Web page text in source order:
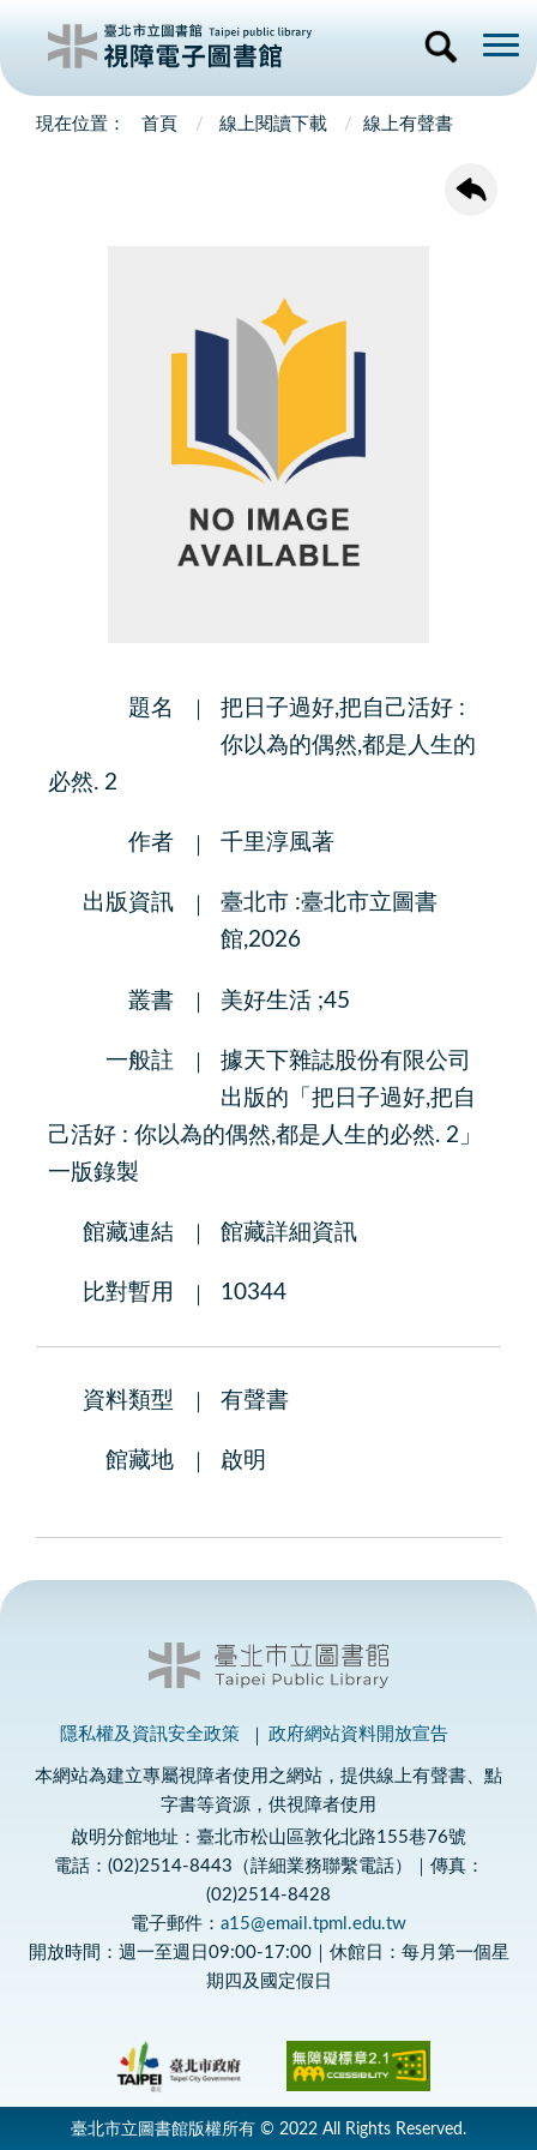
首頁 線上閱讀下載 線上有聲書
題名
把日子過好,把自己活好 :
你以為的偶然,都是人生的
必然. 2
作者 千里淳風著
出版資訊
臺北市 :臺北市立圖書
館,2026
叢書 美好生活 ;45
一般註
據天下雜誌股份有限公司
出版的「把日子過好,把自
己活好 : 你以為的偶然,都是人生的必然. 2」
一版錄製
館藏連結 館藏詳細資訊
比對暫用 10344
資料類型 有聲書
館藏地 啟明
隱私權及資訊安全政策 政府網站資料開放宣告
本網站為建立專屬視障者使用之網站，提供線上有聲書、點
字書等資源，供視障者使用
啟明分館地址：臺北市松山區敦化北路155巷76號
電話：(02)2514-8443（詳細業務聯繫電話）｜傳真：
(02)2514-8428
電子郵件： a15@email.tpml.edu.tw
開放時間：週一至週日09:00-17:00｜休館日：每月第一個星
期四及國定假日
臺北市立圖書館版權所有 © 2022 All Rights Reserved.